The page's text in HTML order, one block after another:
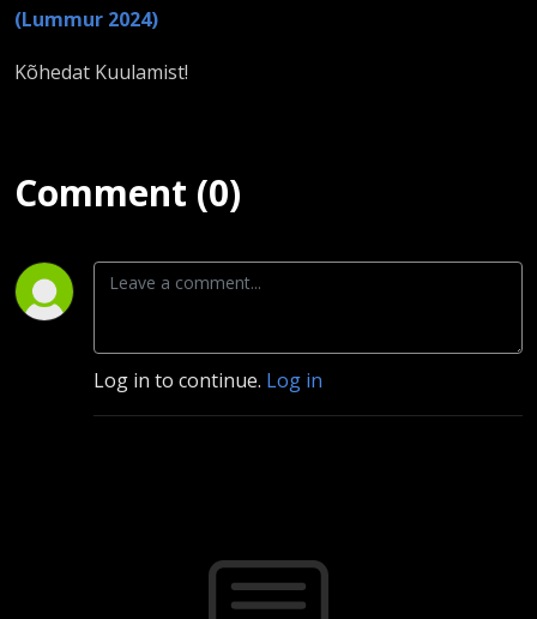
(Lummur 2024)
Kõhedat Kuulamist!
Comment (0)
Log in to continue. Log in